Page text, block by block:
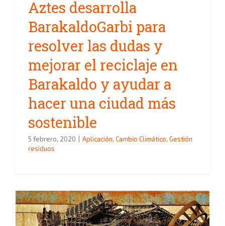
Aztes desarrolla
BarakaldoGarbi para
resolver las dudas y
mejorar el reciclaje en
Barakaldo y ayudar a
hacer una ciudad más
sostenible
5 febrero, 2020 Aplicación, Cambio Climático, Gestión
residuos
GOBIERNO VASCO APRUEBA